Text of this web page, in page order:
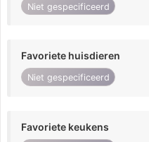
Niet gespecificeerd
Favoriete huisdieren
Niet gespecificeerd
Favoriete keukens